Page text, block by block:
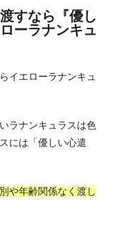
すなら『優し
ーラナンキュ
イエローラナンキュ
ラナンキュラスは色
には「優しい心遣
や年齢関係なく渡し